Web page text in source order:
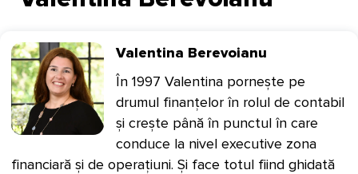
Valentina Berevoianu
În 1997 Valentina pornește pe
drumul finanțelor în rolul de contabil
și crește până în punctul în care
conduce la nivel executive zona
financiară și de operațiuni. Și face totul fiind ghidată